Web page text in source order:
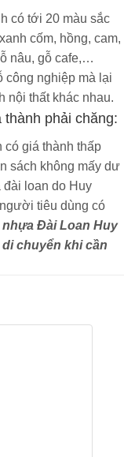
có tới 20 màu sắc
cốm, hồng, cam,
nâu, gỗ cafe,…
công nghiệp mà lại
nội thất khác nhau.
phải chăng:
giá thành thấp
sách không mấy dư
đài loan do Huy
tiêu dùng có
nhựa Đài Loan Huy
chuyển khi cần